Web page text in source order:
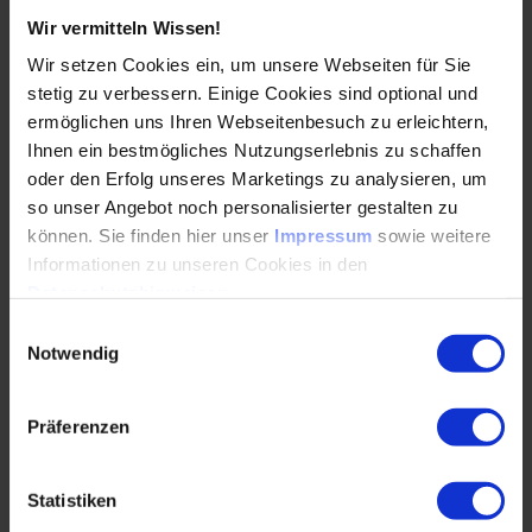
Wir vermitteln Wissen!
Wir setzen Cookies ein, um unsere Webseiten für Sie
stetig zu verbessern. Einige Cookies sind optional und
ermöglichen uns Ihren Webseitenbesuch zu erleichtern,
Ihnen ein bestmögliches Nutzungserlebnis zu schaffen
oder den Erfolg unseres Marketings zu analysieren, um
so unser Angebot noch personalisierter gestalten zu
können. Sie finden hier unser Impressum sowie weitere
Informationen zu unseren Cookies in den
Notwendig
Präferenzen
Statistiken
Dieser Deep Dive richtet sich an Verantwortliche und
Anwender*innen in der Automobilindustrie,
insbesondere aus den Bereichen IMDS,
Qualitätsmanagement, Konstruktion, Werkstofflabor,
Umweltmanagement und LCA. Er ist konzipiert für alle,
die ihr Fachwissen zum Product Carbon Footprint (PCF)
vertiefen müssen, um regulatorische Anforderungen zu
erfüllen.
Compliance und Umweltkonformität mit Fokus auf die
Automobilindustrie. Als Product Compliance Expert bei